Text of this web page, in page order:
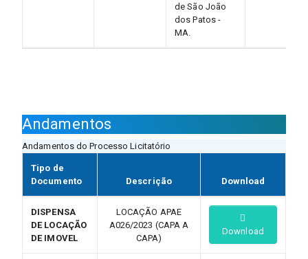
de São João
dos Patos -
MA.
Andamentos
Andamentos do Processo Licitatório
Tipo de
Documento
Descrição Download
DISPENSA
DE LOCAÇÃO
DE IMOVEL
LOCAÇÃO APAE
A026/2023 (CAPA A
CAPA)
Download